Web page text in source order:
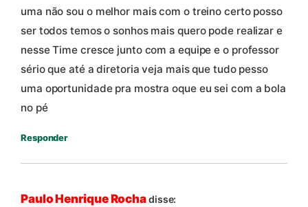
uma não sou o melhor mais com o treino certo posso
ser todos temos o sonhos mais quero pode realizar e
nesse Time cresce junto com a equipe e o professor
sério que até a diretoria veja mais que tudo pesso
uma oportunidade pra mostra oque eu sei com a bola
no pé
Responder
Paulo Henrique Rochadisse: